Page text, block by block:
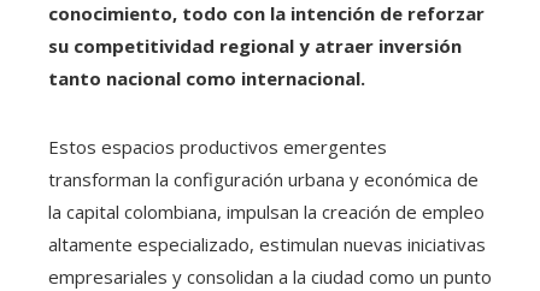
conocimiento, todo con la intención de reforzar
su competitividad regional y atraer inversión
tanto nacional como internacional.
Estos espacios productivos emergentes
transforman la configuración urbana y económica de
la capital colombiana, impulsan la creación de empleo
altamente especializado, estimulan nuevas iniciativas
empresariales y consolidan a la ciudad como un punto